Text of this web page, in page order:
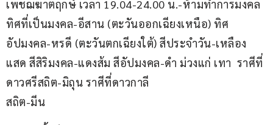
เพชฌฆาตฤกษ์ เวลา 19.04-24.00 น.-ห้ามทำการมงคล
ทิศที่เป็นมงคล-อีสาน (ตะวันออกเฉียงเหนือ) ทิศ
อัปมงคล-หรดี (ตะวันตกเฉียงใต้) สีประจำวัน-เหลือง
แสด สีสิริมงคล-แดงส้ม สีอัปมงคล-ดำ ม่วงแก่ เทา  ราศีที่
ดาวศรีสถิต-มิถุน ราศีที่ดาวกาลี
สถิต-มีน